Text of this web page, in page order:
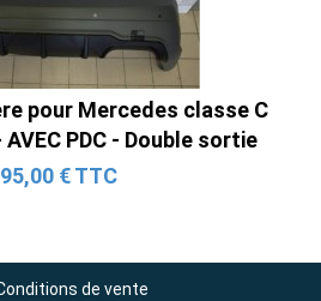
2023)
€ TTC
pour Mercedes classe C
PDC - Double sortie
€ TTC
de vente